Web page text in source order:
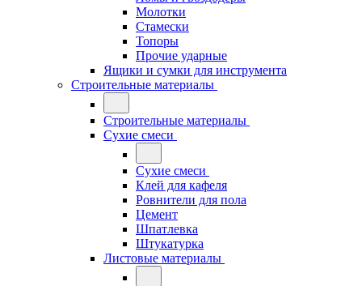
Молотки
Стамески
Топоры
Прочие ударные
Ящики и сумки для инструмента
Строительные материалы
Строительные материалы
Сухие смеси
Сухие смеси
Клей для кафеля
Ровнители для пола
Цемент
Шпатлевка
Штукатурка
Листовые материалы